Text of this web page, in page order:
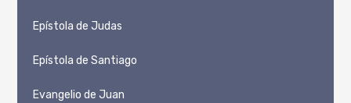
Epístola de Judas
Epístola de Santiago
Evangelio de Juan